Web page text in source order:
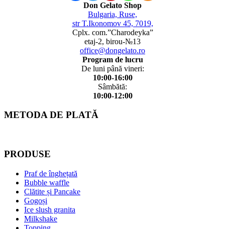
Don Gelato Shop
Bulgaria, Ruse,
str T.Ikonomov 45, 7019,
Cplx. com.”Charodeyka”
etaj-2, birou-№13
office@dongelato.ro
Program de lucru
De luni până vineri:
10:00-16:00
Sâmbătă:
10:00-12:00
METODA DE PLATĂ
PRODUSE
Praf de înghețată
Bubble waffle
Clătite și Pancake
Gogoși
Ice slush granita
Milkshake